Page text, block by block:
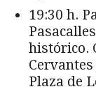
19:30 h.
histórico.
Plaza de